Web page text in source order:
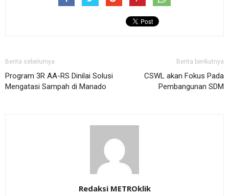
Berita sebelumya
Program 3R AA-RS Dinilai Solusi
Mengatasi Sampah di Manado
Berita berikutnya
CSWL akan Fokus Pada
Pembangunan SDM
Redaksi METROklik